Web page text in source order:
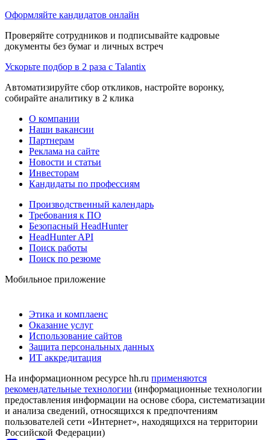
Оформляйте кандидатов онлайн
Проверяйте сотрудников и подписывайте кадровые
документы без бумаг и личных встреч
Ускорьте подбор в 2 раза с Talantix
Автоматизируйте сбор откликов, настройте воронку,
собирайте аналитику в 2 клика
О компании
Наши вакансии
Партнерам
Реклама на сайте
Новости и статьи
Инвесторам
Кандидаты по профессиям
Производственный календарь
Требования к ПО
Безопасный HeadHunter
HeadHunter API
Поиск работы
Поиск по резюме
Мобильное приложение
Этика и комплаенс
Оказание услуг
Использование сайтов
Защита персональных данных
ИТ аккредитация
На информационном ресурсе hh.ru применяются
рекомендательные технологии (информационные технологии
предоставления информации на основе сбора, систематизации
и анализа сведений, относящихся к предпочтениям
пользователей сети «Интернет», находящихся на территории
Российской Федерации)